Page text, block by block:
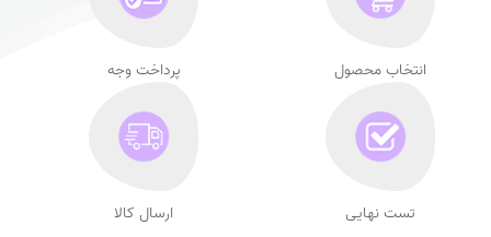
انتخاب محصول پرداخت وجه
تست نهایی ارسال کالا